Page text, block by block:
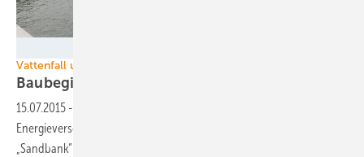
Vattenfall und Stadtwerke München
Baubeginn für Offshore-Park
15.07.2015 -
Energieversorger vermeldete nicht nur den Baustart des Windparks
„Sandbank“ in der Nordsee gemeinsam mit den Stadtwerken